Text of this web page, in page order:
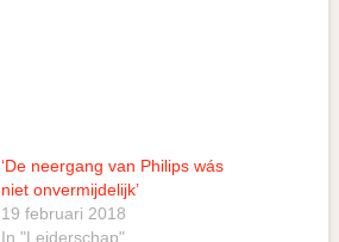
‘De neergang van Philips wás
niet onvermijdelijk’
19 februari 2018
In "Leiderschap"